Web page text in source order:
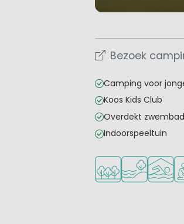
Bezoek
Camping voor
Koos Kids Club
Overdekt zwembad
Indoorspeeltuin
Ligt in een bosrijke
Ligt bij het